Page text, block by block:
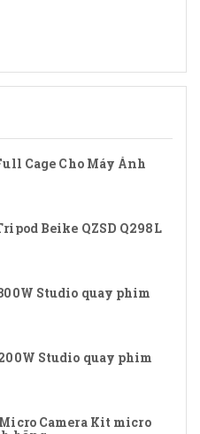
Cage Cho Máy Ảnh
Beike QZSD Q298L
Studio quay phim
Studio quay phim
Camera Kit micro